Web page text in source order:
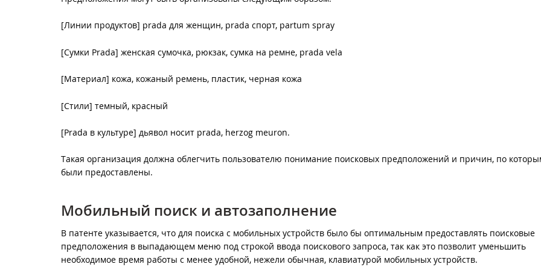
[Линии продуктов] prada для женщин, prada спорт, partum spray
[Сумки Prada] женская сумочка, рюкзак, сумка на ремне, prada vela
[Материал] кожа, кожаный ремень, пластик, черная кожа
[Стили] темный, красный
[Prada в культуре] дьявол носит prada, herzog meuron.
Такая организация должна облегчить пользователю понимание поисковых предположений и причин, по
были предоставлены.
Мобильный поиск и автозаполнение
В патенте указывается, что для поиска с мобильных устройств было бы оптимальным предоставлять поисковые
предположения в выпадающем меню под строкой ввода поискового запроса, так как это позволит уменьшить
необходимое время работы с менее удобной, нежели обычная, клавиатурой мобильных устройств.